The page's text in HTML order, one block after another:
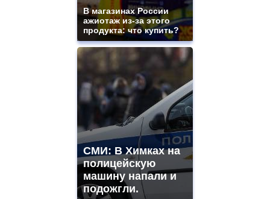
В магазинах России
ажиотаж из-за этого
продукта: что купить?
СМИ: В Химках на
полицейскую
машину напали и
подожгли.